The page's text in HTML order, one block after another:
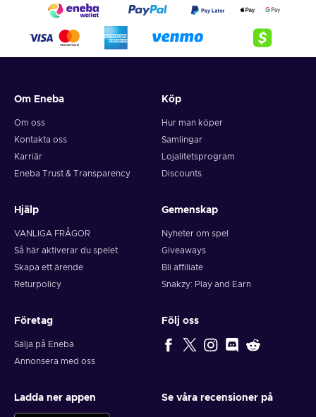
Om Eneba
Om oss
Kontakta oss
Karriär
Eneba Trust & Transparency
Köp
Hur man köper
Samlingar
Lojalitetsprogram
Discounts
Hjälp
VANLIGA FRÅGOR
Så här aktiverar du spelet
Skapa ett ärende
Returpolicy
Gemenskap
Nyheter om spel
Giveaways
Bli affiliate
Snakzy: Play and Earn
Företag
Sälja på Eneba
Annonsera med oss
Följ oss
Ladda ner appen Se våra recensioner på